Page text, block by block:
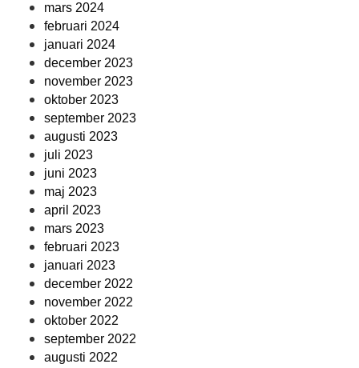
mars 2024
februari 2024
januari 2024
december 2023
november 2023
oktober 2023
september 2023
augusti 2023
juli 2023
juni 2023
maj 2023
april 2023
mars 2023
februari 2023
januari 2023
december 2022
november 2022
oktober 2022
september 2022
augusti 2022